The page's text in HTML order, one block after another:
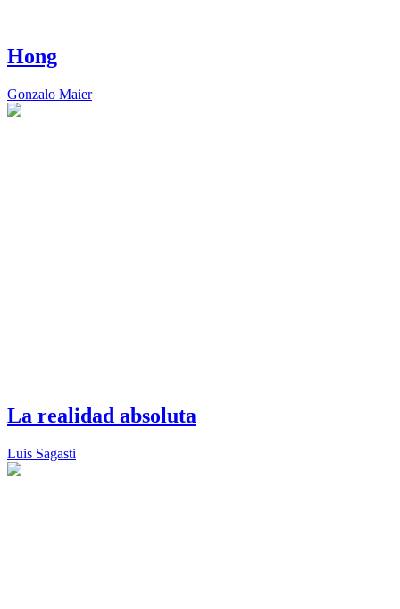
Hong
Gonzalo Maier
La realidad absoluta
Luis Sagasti